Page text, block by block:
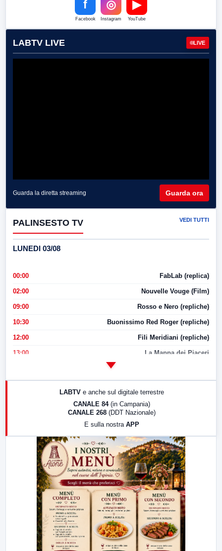
f
Facebook
◎
Instagram
▶
YouTube
LABTV LIVE LIVE
Guarda la diretta streaming Guarda ora
PALINSESTO TV VEDI TUTTI
LUNEDI 03/08
00:00 FabLab (replica)
02:00 Nouvelle Vouge (Film)
09:00 Rosso e Nero (repliche)
10:30 Buonissimo Red Roger (repliche)
12:00 Fili Meridiani (repliche)
13:00 La Mappa dei Piaceri
LabNews (replica)
LABTV e anche sul digitale terrestre
CANALE 84 (in Campania)
CANALE 268 (DDT Nazionale)
E sulla nostra APP